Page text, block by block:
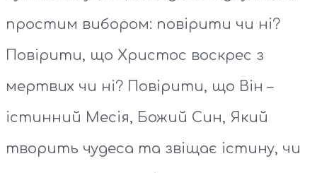
простим вибором: повірити чи ні?
Повірити, що Христос воскрес з
мертвих чи ні? Повірити, що Він –
істинний Месія, Божий Син, Який
творить чудеса та звіщає істину, чи